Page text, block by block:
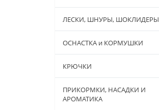
ЛЕСКИ, ШНУРЫ, ШОКЛИДЕРЫ
ОСНАСТКА и КОРМУШКИ
КРЮЧКИ
ПРИКОРМКИ, НАСАДКИ И
АРОМАТИКА